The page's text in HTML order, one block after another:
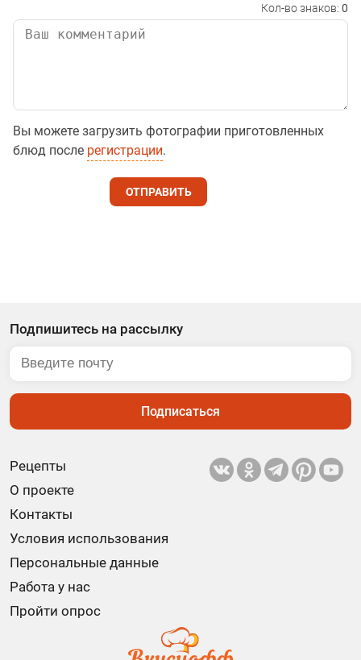
Кол-во знаков: 0
Вы можете загрузить фотографии приготовленных
блюд после регистрации.
ОТПРАВИТЬ
Рецепты
О проекте
Контакты
Условия использования
Персональные данные
Работа у нас
Пройти опрос
Подпишитесь на рассылку
Подписаться